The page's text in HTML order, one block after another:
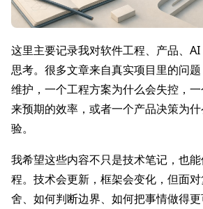
这里主要记录我对软件工程、产品、
思考。很多文章来自真实项目里的问
维护，一个工程方案为什么会失控，
来预期的效率，或者一个产品决策为
验。
我希望这些内容不只是技术笔记，也
程。技术会更新，框架会变化，但面
舍、如何判断边界、如何把事情做得